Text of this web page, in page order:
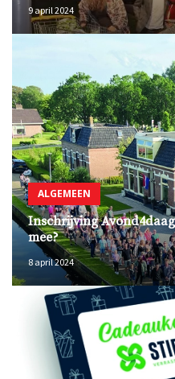
9 april 2024
ALGEMEEN
Inschrijving
mee?
8 april 2024